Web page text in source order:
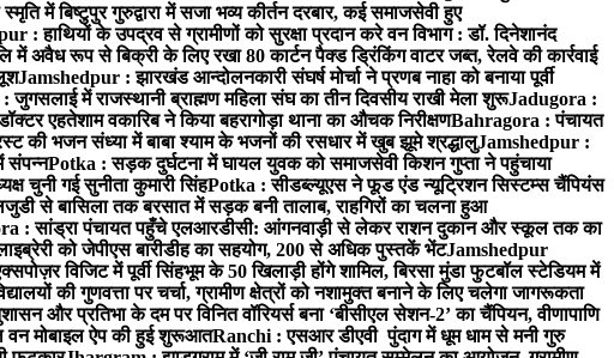
में बिष्टुपुर गुरुद्वारा में सजा भव्य कीर्तन दरबार, कई समाजसेवी हुए
: हाथियों के उपद्रव से ग्रामीणों को सुरक्षा प्रदान करे वन विभाग : डॉ. दिनेशानंद
में अवैध रूप से बिक्री के लिए रखा 80 कार्टन पैक्ड ड्रिंकिंग वाटर जब्त, रेलवे की कार्रवाई
Jamshedpur : झारखंड आन्दोलनकारी संघर्ष मोर्चा ने प्रणब नाहा को बनाया पूर्वी
में राजस्थानी ब्राह्मण महिला संघ का तीन दिवसीय राखी मेला शुरूJadugora :
एहतेशाम वकारिब ने किया बहरागोड़ा थाना का औचक निरीक्षणBahragora : पंचायत
की भजन संध्या में बाबा श्याम के भजनों की रसधार में खुब झूमे श्रद्धालुJamshedpur :
संपन्नPotka : सड़क दुर्घटना में घायल युवक को समाजसेवी किशन गुप्ता ने पहुंचाया
चुनी गई सुनीता कुमारी सिंहPotka : सीडब्ल्यूएस ने फूड एंड न्यूट्रिशन सिस्टम्स चैंपियंस
से बासिला तक बरसात में सड़क बनी तालाब, राहगिरों का चलना हुआ
: सांड्रा पंचायत पहुँचे एलआरडीसी: आंगनवाड़ी से लेकर राशन दुकान और स्कूल तक का
को जेपीएस बारीडीह का सहयोग, 200 से अधिक पुस्तकें भेंटJamshedpur
विजिट में पूर्वी सिंहभूम के 50 खिलाड़ी होंगे शामिल, बिरसा मुंडा फुटबॉल स्टेडियम में
की गुणवत्ता पर चर्चा, ग्रामीण क्षेत्रों को नशामुक्त बनाने के लिए चलेगा जागरूकता
और प्रतिभा के दम पर विनित वॉरियर्स बना ‘बीसीएल सेशन-2’ का चैंपियन, वीणापाणि
वन मोबाइल ऐप की हुई शुरूआतRanchi : एसआर डीएवी पुंदाग में धूम धाम से मनी गुरु